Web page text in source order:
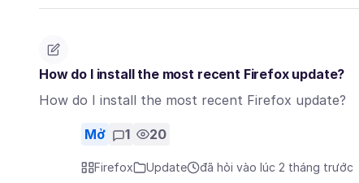
How do I install the most recent Firefox update?
How do I install the most recent Firefox update?
Mở 1 20
Firefox Update đã hỏi vào lúc 2 tháng trước